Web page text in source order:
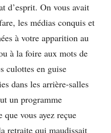
d’esprit. On vous avait
les médias conquis et
à votre apparition au
à la foire aux mots de
culottes en guise
dans les arrière-salles
un programme
vous ayez reçue
retraite qui maudissait